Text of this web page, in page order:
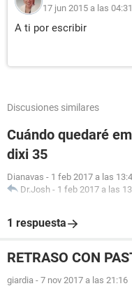
17 jun 2015 a las 04:31
A ti por escribir
Discusiones similares
Cuándo quedaré
dixi 35
Dianavas - 1 feb 2017 a las
Dr.Josh - 1 feb 2017 a las
1 respuesta
RETRASO CON
giardia - 7 nov 2017 a las 21:16